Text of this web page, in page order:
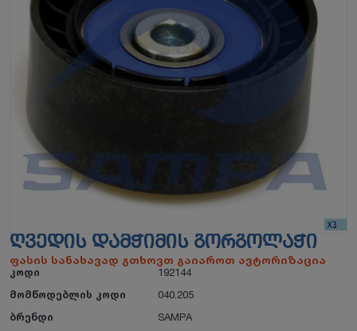
ᲦᲕᲔᲓᲘᲡ ᲓᲐᲛᲭᲘᲛᲘᲡ ᲒᲝᲠᲒᲝᲚᲐᲭᲘ
ფასის სანახავად გთხოვთ გაიაროთ ავტორიზაცია
კოდი
192144
მომწოდებლის კოდი
040.205
ბრენდი
SAMPA